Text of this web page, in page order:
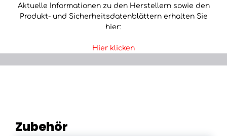
Aktuelle Informationen zu den Herstellern sowie den
Produkt- und Sicherheitsdatenblättern erhalten Sie
hier:
Hier klicken
Zubehör